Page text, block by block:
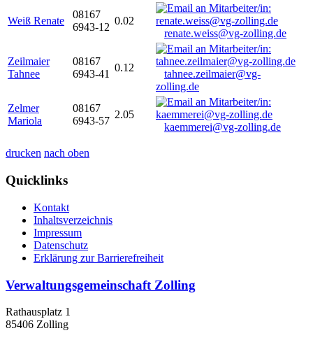
Weiß Renate
08167
6943-12
0.02
renate.weiss@vg-zolling.de
Zeilmaier
Tahnee
08167
6943-41
0.12
tahnee.zeilmaier@vg-
zolling.de
Zelmer
Mariola
08167
6943-57
2.05
kaemmerei@vg-zolling.de
drucken nach oben
Quicklinks
Kontakt
Inhaltsverzeichnis
Impressum
Datenschutz
Erklärung zur Barrierefreiheit
Verwaltungsgemeinschaft Zolling
Rathausplatz 1
85406 Zolling